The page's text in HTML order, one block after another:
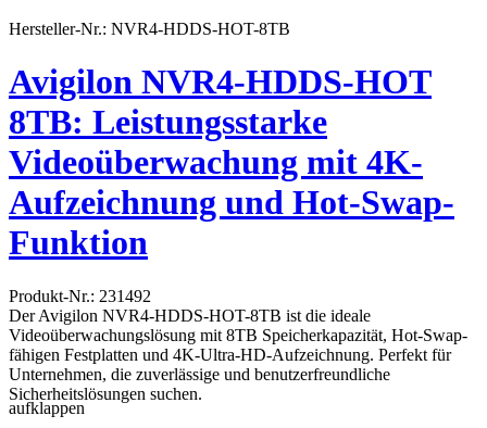
Hersteller-Nr.: NVR4-HDDS-HOT-8TB
Avigilon NVR4-HDDS-HOT
8TB: Leistungsstarke
Videoüberwachung mit 4K-
Aufzeichnung und Hot-Swap-
Funktion
Produkt-Nr.: 231492
Der Avigilon NVR4-HDDS-HOT-8TB ist die ideale
Videoüberwachungslösung mit 8TB Speicherkapazität, Hot-Swap-
fähigen Festplatten und 4K-Ultra-HD-Aufzeichnung. Perfekt für
Unternehmen, die zuverlässige und benutzerfreundliche
Sicherheitslösungen suchen.
aufklappen